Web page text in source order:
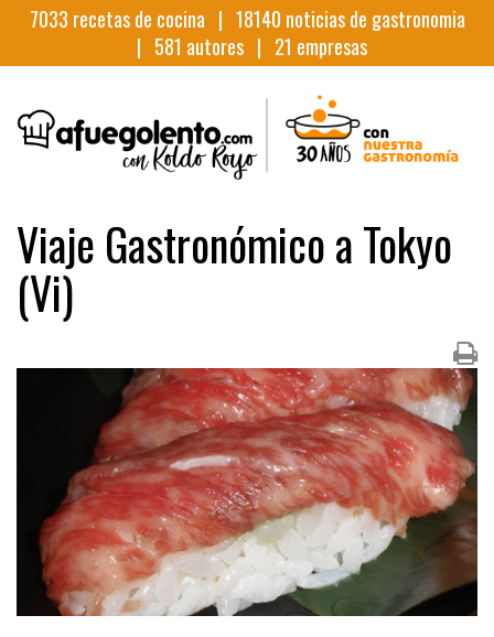
7033 recetas de cocina | 18140 noticias de gastronomia
| 581 autores | 21 empresas
Viaje Gastronómico a Tokyo
(Vi)